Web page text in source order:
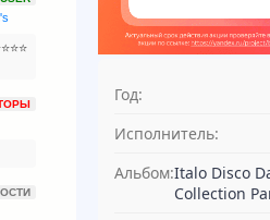
Год:
Исполнитель:
Альбом:Italo Disco
Collection